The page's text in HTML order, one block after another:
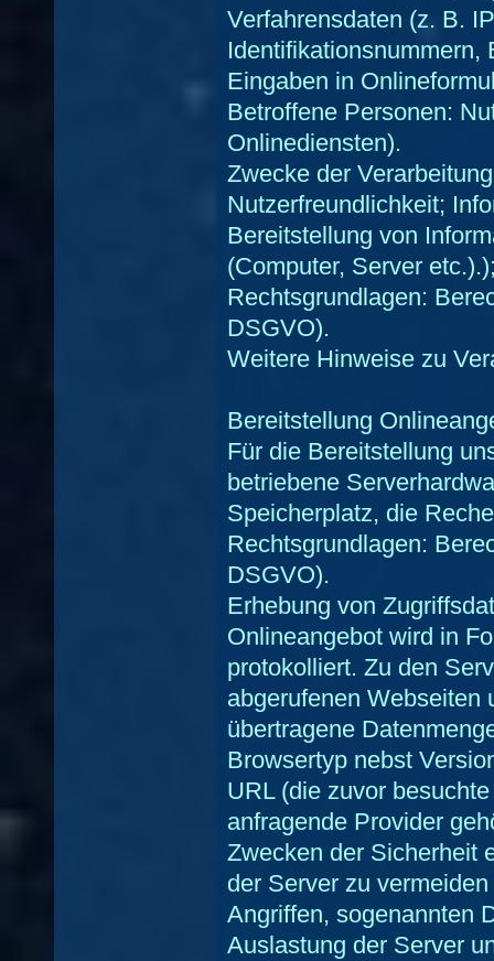
Verfahrensdaten (z. B.
Identifikationsnummern,
Eingaben in
Betroffene Personen:
Onlinediensten).
Zwecke der
Nutzerfreundlichkeit;
Bereitstellung von
(Computer, Server
Rechtsgrundlagen:
DSGVO).
Weitere Hinweise zu
Bereitstellung
Für die Bereitstellung
betriebene
Speicherplatz, die
Rechtsgrundlagen:
DSGVO).
Erhebung von
Onlineangebot wird in
protokolliert. Zu den
abgerufenen Webseiten
übertragene
Browsertyp nebst
URL (die zuvor
anfragende Provider
Zwecken der Sicherheit
der Server zu
Angriffen, sogenannten
Auslastung der Server